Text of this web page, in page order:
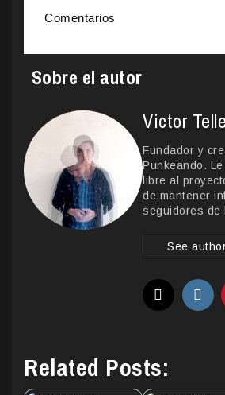
Comentarios
Sobre el autor
Victor
Fundador y
Punkeando.
libre al
de mantener
seguidores de
See
Related Posts: